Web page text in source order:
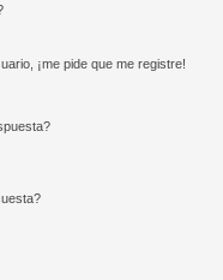
¡me pide que me registre!